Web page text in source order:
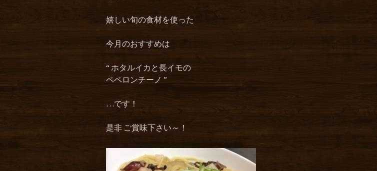
嬉しい旬の食材を使った
今月のおすすめは
“ ホタルイカと長イモの
ペペロンチーノ ”
…です！
是非 ご賞味下さい～！